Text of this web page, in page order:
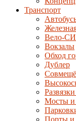
Транспорт
Вело-
Вокзалы
Обход
Дублер
Мосты и
Порты